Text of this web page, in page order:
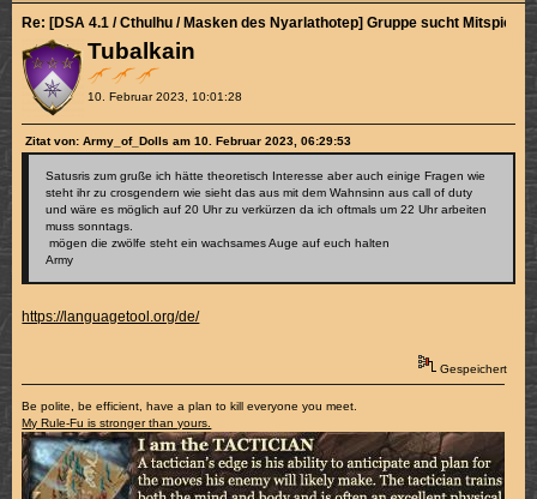
Tubalkain
10. Februar 2023, 10:01:28
Re: [DSA 4.1 / Cthulhu / Masken des Nyarlathotep] Gruppe sucht Mitspieler/
Zitat von: Army_of_Dolls am 10. Februar 2023, 06:29:53
Satusris zum gruße ich hätte theoretisch Interesse aber auch einige Fragen wie
steht ihr zu crosgendern wie sieht das aus mit dem Wahnsinn aus call of duty
und wäre es möglich auf 20 Uhr zu verkürzen da ich oftmals um 22 Uhr arbeiten
muss sonntags.
mögen die zwölfe steht ein wachsames Auge auf euch halten
Army
https://languagetool.org/de/
Gespeichert
Be polite, be efficient, have a plan to kill everyone you meet.
My Rule-Fu is stronger than yours.